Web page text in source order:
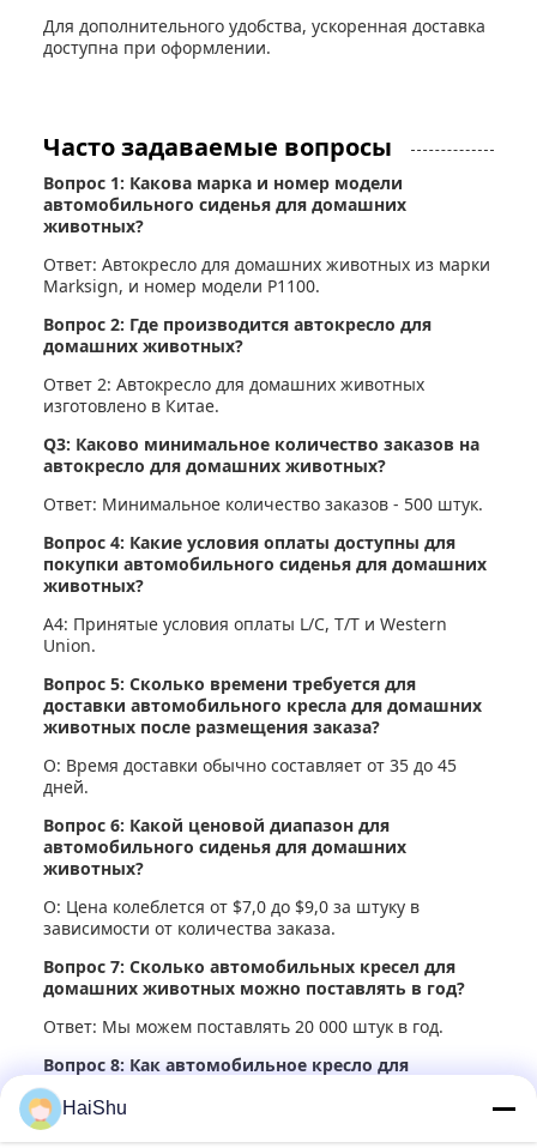
Для дополнительного удобства, ускоренная доставка
доступна при оформлении.
Часто задаваемые вопросы
Вопрос 1: Какова марка и номер модели
автомобильного сиденья для домашних
животных?
Ответ: Автокресло для домашних животных из марки
Marksign, и номер модели P1100.
Вопрос 2: Где производится автокресло для
домашних животных?
Ответ 2: Автокресло для домашних животных
изготовлено в Китае.
Q3: Каково минимальное количество заказов на
автокресло для домашних животных?
Ответ: Минимальное количество заказов - 500 штук.
Вопрос 4: Какие условия оплаты доступны для
покупки автомобильного сиденья для домашних
животных?
A4: Принятые условия оплаты L/C, T/T и Western
Union.
Вопрос 5: Сколько времени требуется для
доставки автомобильного кресла для домашних
животных после размещения заказа?
О: Время доставки обычно составляет от 35 до 45
дней.
Вопрос 6: Какой ценовой диапазон для
автомобильного сиденья для домашних
животных?
О: Цена колеблется от $7,0 до $9,0 за штуку в
зависимости от количества заказа.
Вопрос 7: Сколько автомобильных кресел для
домашних животных можно поставлять в год?
Ответ: Мы можем поставлять 20 000 штук в год.
Вопрос 8: Как автомобильное кресло для
домашних животных упаковано для отгрузки?
Ответ 8: Каждое автокресло для домашних животных
HaiShu